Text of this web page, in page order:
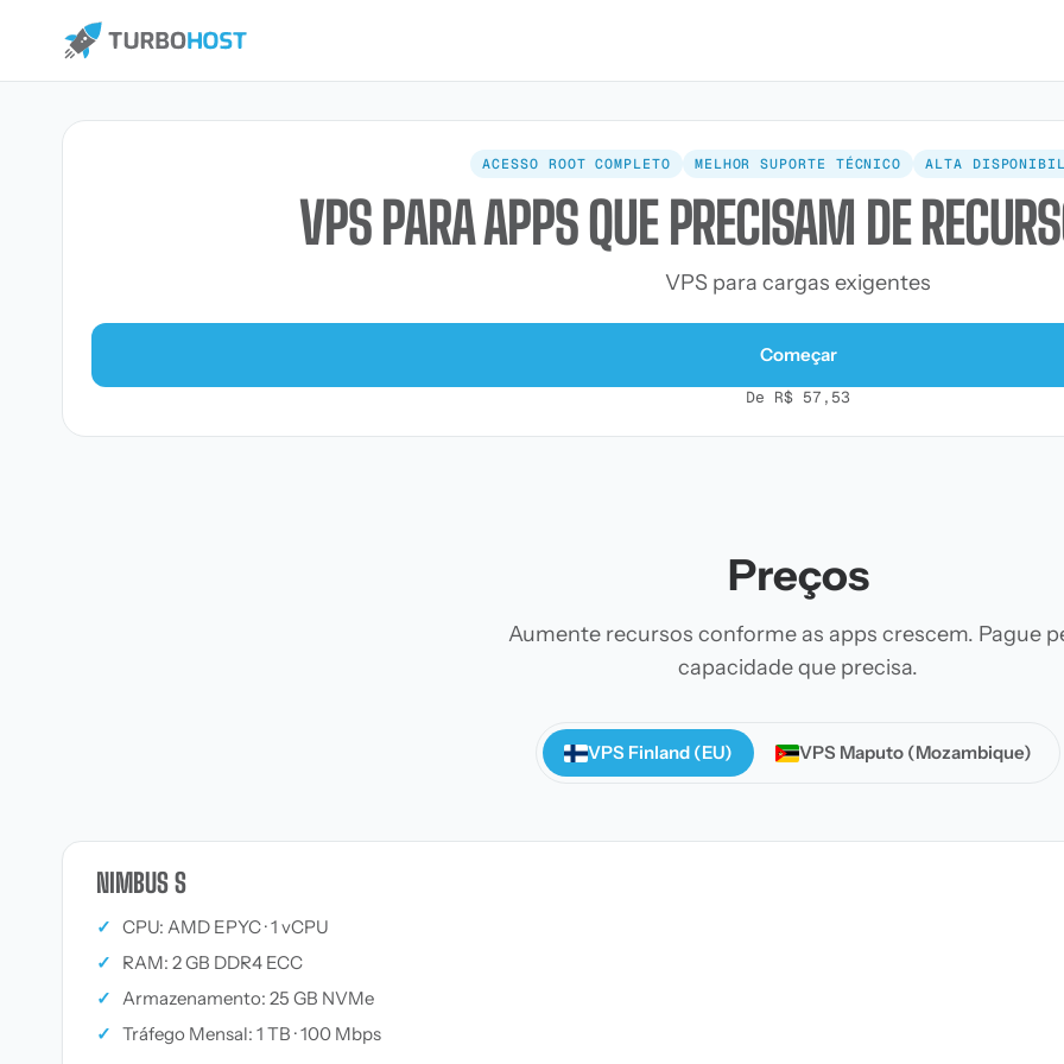
ACESSO ROOT COMPLETO MELHOR SUPORTE TÉCNICO ALTA
VPS PARA APPS QUE PRECISAM DE
VPS para cargas exigentes
Começar
De R$ 57,53
Preços
Aumente recursos conforme as apps crescem. Pague
capacidade que precisa.
VPS Finland (EU) VPS Maputo (Mozambique)
NIMBUS S
✓ CPU: AMD EPYC · 1 vCPU
✓
RAM: 2 GB DDR4 ECC
✓ Armazenamento: 25 GB NVMe
✓ Tráfego Mensal: 1 TB · 100 Mbps